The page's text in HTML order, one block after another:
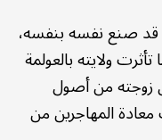
قد صنع نفسه بنفسه،
ولايته بالعولمة
زوجته من أصول
المهاجرين من